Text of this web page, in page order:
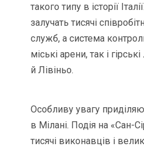
такого типу в історії
залучать тисячі
служб, а система
міські арени, так і
й Лівіньо.
Особливу увагу
в Мілані. Подія на «Сан-
тисячі виконавців і